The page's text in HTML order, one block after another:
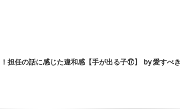
担任の話に感じた違和感【手が出る子⑰】 by 愛すべ